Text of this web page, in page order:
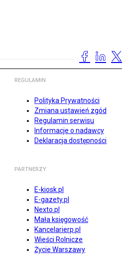
REGULAMIN
Polityka Prywatności
Zmiana ustawień zgód
Regulamin serwisu
Informacje o nadawcy
Deklaracja dostępności
PARTNERZY
E-kiosk.pl
E-gazety.pl
Nexto.pl
Mała księgowość
Kancelarierp.pl
Wieści Rolnicze
Życie Warszawy